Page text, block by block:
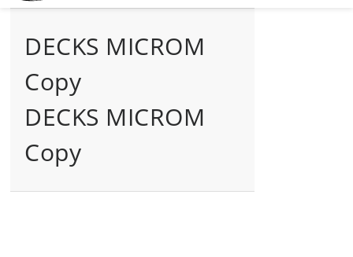
DECKS MICROM
Copy
DECKS MICROM
Copy